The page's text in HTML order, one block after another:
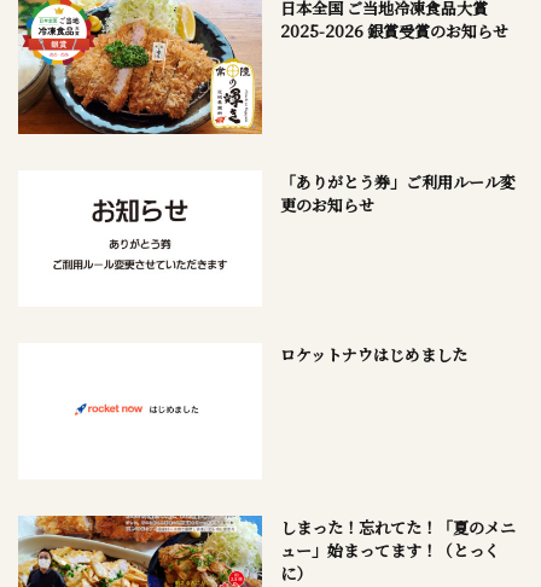
日本全国 ご当地冷凍食品大賞
2025-2026 銀賞受賞のお知らせ
「ありがとう券」ご利用ルール変
更のお知らせ
ロケットナウはじめました
しまった！忘れてた！「夏のメニ
ュー」始まってます！（とっく
に）